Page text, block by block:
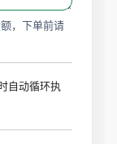
，下单前请
自动循环执